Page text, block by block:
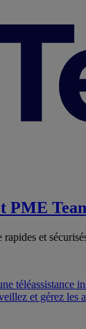
PME
rapides et
téléassistance
et gérez les